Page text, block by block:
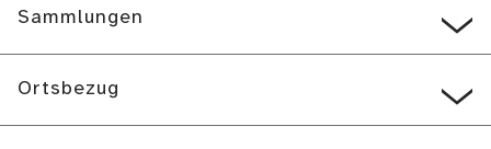
Sammlungen
Ortsbezug